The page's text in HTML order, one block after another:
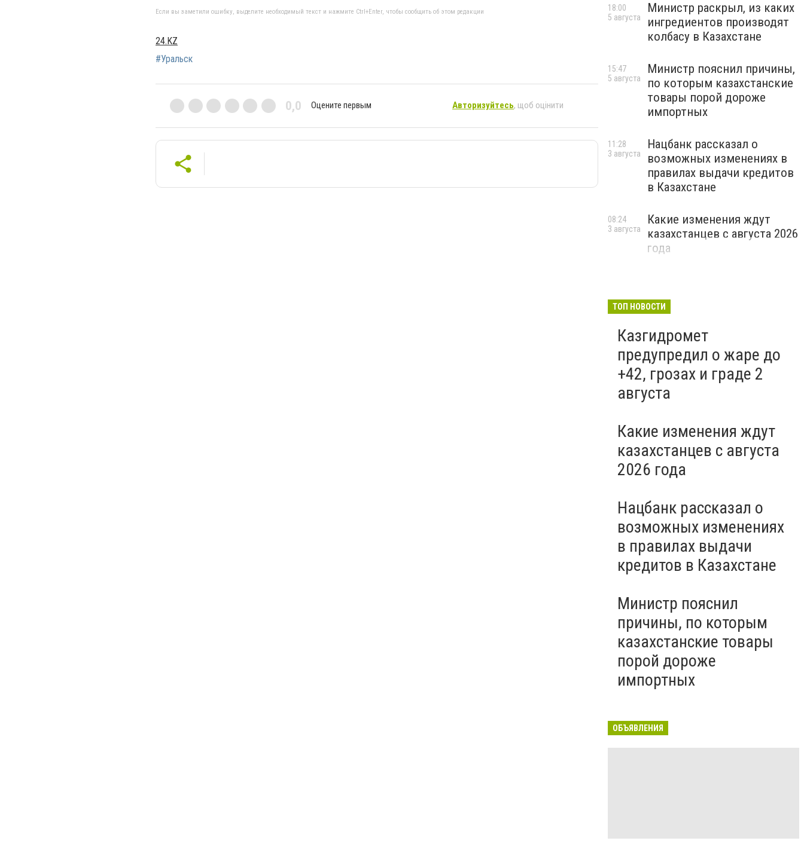
Если вы заметили ошибку, выделите необходимый текст и нажмите Ctrl+Enter, чтобы сообщить об этом редакции
24.KZ
#Уральск
0,0 Оцените первым Авторизуйтесь, щоб оцінити
Министр раскрыл, из каких
ингредиентов производят
колбасу в Казахстане
18:00
5 августа
Министр пояснил причины,
по которым казахстанские
товары порой дороже
импортных
15:47
5 августа
Нацбанк рассказал о
возможных изменениях в
правилах выдачи кредитов
в Казахстане
11:28
3 августа
Какие изменения ждут
казахстанцев с августа 2026
года
08:24
3 августа
ТОП НОВОСТИ
Казгидромет
предупредил о жаре до
+42, грозах и граде 2
августа
Какие изменения ждут
казахстанцев с августа
2026 года
Нацбанк рассказал о
возможных изменениях
в правилах выдачи
кредитов в Казахстане
Министр пояснил
причины, по которым
казахстанские товары
порой дороже
импортных
ОБЪЯВЛЕНИЯ